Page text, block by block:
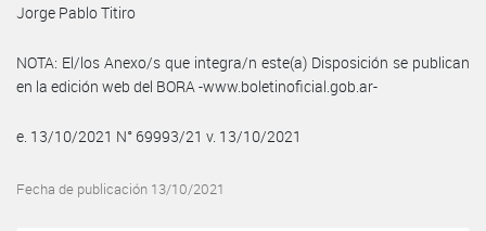
Jorge Pablo Titiro
NOTA: El/los Anexo/s que integra/n este(a) Disposición se publican
en la edición web del BORA -www.boletinoficial.gob.ar-
e. 13/10/2021 N° 69993/21 v. 13/10/2021
Fecha de publicación 13/10/2021